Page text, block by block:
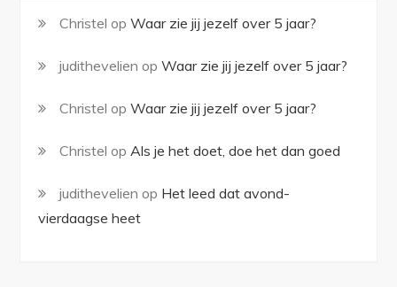
Christel opWaar zie jij jezelf over 5 jaar?
judithevelien opWaar zie jij jezelf over 5 jaar?
Christel opWaar zie jij jezelf over 5 jaar?
Christel op Als je het doet, doe het dan goed
judithevelien op Het leed dat avond-
vierdaagse heet